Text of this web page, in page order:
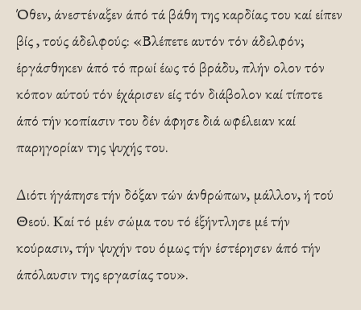
Όθεν, άνεστέναξεν άπό τά βάθη της καρδίας του καί είπεν
βίς , τούς άδελφούς: «Βλέπετε αυτόν τόν άδελφόν;
έργάσθηκεν άπό τό πρωί έως τό βράδυ, πλήν ολον τόν
κόπον αύτού τόν έχάρισεν είς τόν διάβολον καί τίποτε
άπό τήν κοπίασιν του δέν άφησε διά ωφέλειαν καί
παρηγορίαν της ψυχής του.
Διότι ήγάπησε τήν δόξαν τών άνθρώπων, μάλλον, ή τού
Θεού. Καί τό μέν σώμα του τό έξήντλησε μέ τήν
κούρασιν, τήν ψυχήν του όμως τήν έστέρησεν άπό τήν
άπόλαυσιν της εργασίας του».